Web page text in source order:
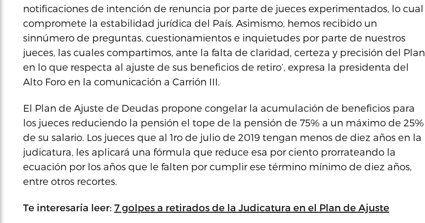
notificaciones de intención de renuncia por parte de jueces experimentados, lo cual
compromete la estabilidad jurídica del País. Asimismo, hemos recibido un
sinnúmero de preguntas, cuestionamientos e inquietudes por parte de nuestros
jueces, las cuales compartimos, ante la falta de claridad, certeza y precisión del Plan
en lo que respecta al ajuste de sus beneficios de retiro’, expresa la presidenta del
Alto Foro en la comunicación a Carrión III.
El Plan de Ajuste de Deudas propone congelar la acumulación de beneficios para
los jueces reduciendo la pensión el tope de la pensión de 75% a un máximo de 25%
de su salario. Los jueces que al 1ro de julio de 2019 tengan menos de diez años en la
judicatura, les aplicará una fórmula que reduce esa por ciento prorrateando la
ecuación por los años que le falten por cumplir ese término mínimo de diez años,
entre otros recortes.
Te interesaría leer: 7 golpes a retirados de la Judicatura en el Plan de Ajuste